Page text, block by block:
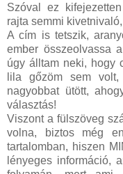
Szóval ez
rajta semmi
A cím is tetszik,
ember összeolvassa
úgy álltam neki, hogy
lila gőzöm sem
nagyobbat ütött,
választás!
Viszont a fülszöveg
volna, biztos még
tartalomban, hiszen
lényeges információ,